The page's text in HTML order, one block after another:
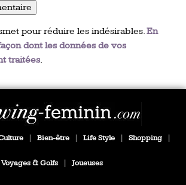
pour réduire les indésirables.En
dont les données de vos
traitées.
Bien-être Life Style Shopping
Voyages & Golfs Joueuses